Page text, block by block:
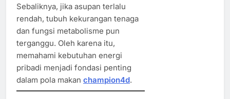
Sebaliknya, jika asupan terlalu
rendah, tubuh kekurangan tenaga
dan fungsi metabolisme pun
terganggu. Oleh karena itu,
memahami kebutuhan energi
pribadi menjadi fondasi penting
dalam pola makan champion4d.